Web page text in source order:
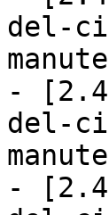
del-
-
del-
-